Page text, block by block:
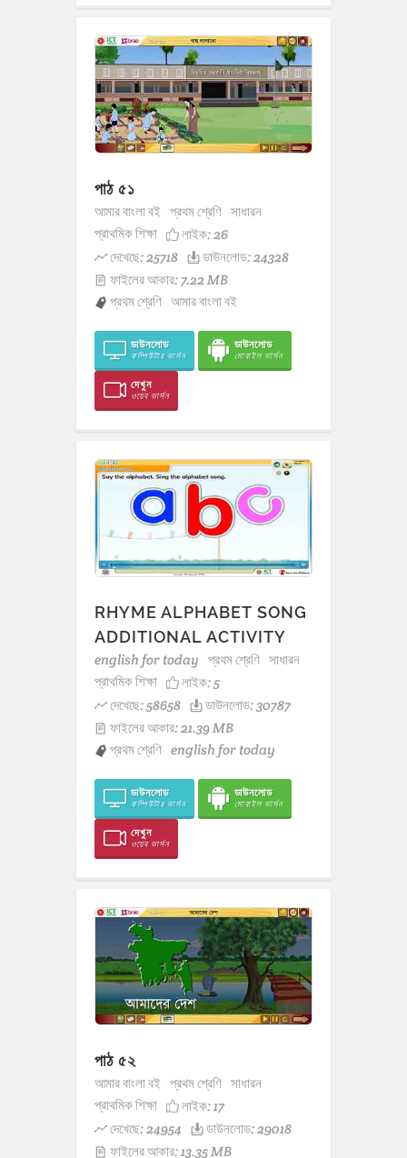
পাঠ ৫১
আমার বাংলা বই প্রথম শ্রেণি সাধারন
প্রাথমিক শিক্ষা
লাইক:26
দেখেছে: 25718
ডাউনলোড: 24328
ফাইলের আকার: 7.22 MB
প্রথম শ্রেণি আমার বাংলা বই
ডাউনলোড
কম্পিউটার ভার্সন
ডাউনলোড
মোবাইল ভার্সন
দেখুন
ওয়েব ভার্সন
RHYME ALPHABET SONG
ADDITIONAL ACTIVITY
english for today প্রথম শ্রেণি সাধারন
প্রাথমিক শিক্ষা
লাইক:5
দেখেছে: 58658
ডাউনলোড: 30787
ফাইলের আকার: 21.39 MB
প্রথম শ্রেণি english for today
ডাউনলোড
কম্পিউটার ভার্সন
ডাউনলোড
মোবাইল ভার্সন
দেখুন
ওয়েব ভার্সন
পাঠ ৫২
আমার বাংলা বই প্রথম শ্রেণি সাধারন
প্রাথমিক শিক্ষা
লাইক:17
দেখেছে: 24954
ডাউনলোড: 29018
ফাইলের আকার: 13.35 MB